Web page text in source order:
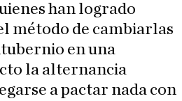
han logrado
método de cambiarlas
en una
la alternancia
a pactar nada con